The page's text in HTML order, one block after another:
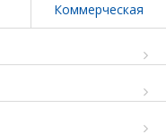
Коммерческая